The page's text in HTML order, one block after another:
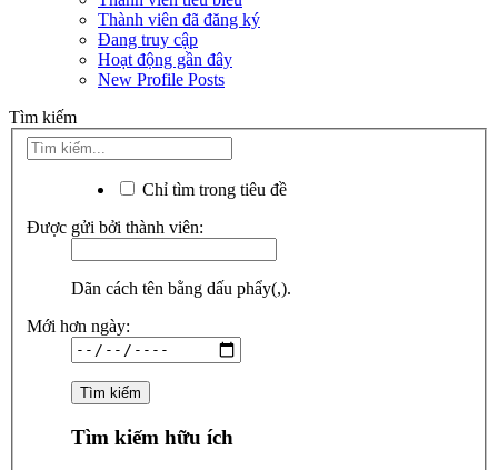
Thành viên đã đăng ký
Đang truy cập
Hoạt động gần đây
New Profile Posts
Tìm kiếm
Chỉ tìm trong tiêu đề
Được gửi bởi thành viên:
Dãn cách tên bằng dấu phẩy(,).
Mới hơn ngày:
Tìm kiếm hữu ích